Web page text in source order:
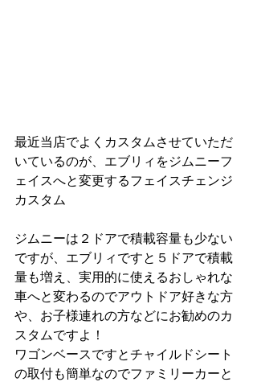
最近当店でよくカスタムさせていただ
いているのが、エブリィをジムニーフ
ェイスへと変更するフェイスチェンジ
カスタム
ジムニーは２ドアで積載容量も少ない
ですが、エブリィですと５ドアで積載
量も増え、実用的に使えるおしゃれな
車へと変わるのでアウトドア好きな方
や、お子様連れの方などにお勧めのカ
スタムですよ！
ワゴンベースですとチャイルドシート
の取付も簡単なのでファミリーカーと